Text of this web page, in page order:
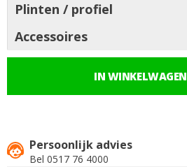
Plinten / profiel
Accessoires
IN WINKELWAGEN
Persoonlijk advies
Bel 0517 76 4000